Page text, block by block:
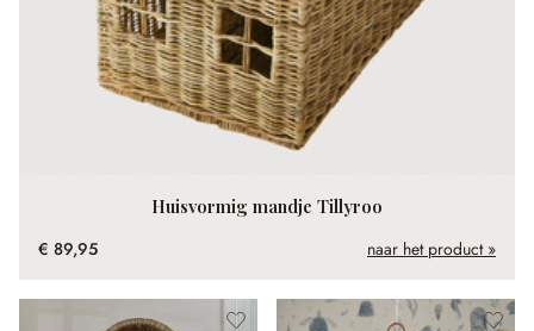
Huisvormig mandje Tillyroo
€ 89,95
naar het product »